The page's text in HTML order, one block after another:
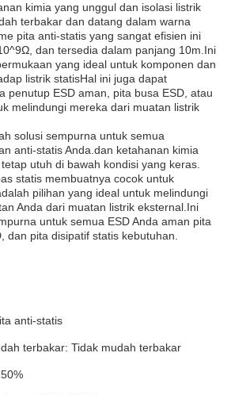
kimia yang unggul dan isolasi listrik
terbakar dan datang dalam warna
pita anti-statis yang sangat efisien ini
dan tersedia dalam panjang 10m.Ini
yang ideal untuk komponen dan
listrik statisHal ini juga dapat
penutup ESD aman, pita busa ESD, atau
melindungi mereka dari muatan listrik
solusi sempurna untuk semua
anti-statis Anda.dan ketahanan kimia
utuh di bawah kondisi yang keras.
statis membuatnya cocok untuk
pilihan yang ideal untuk melindungi
Anda dari muatan listrik eksternal.Ini
untuk semua ESD Anda aman pita
dan pita disipatif statis kebutuhan.
anti-statis
terbakar: Tidak mudah terbakar